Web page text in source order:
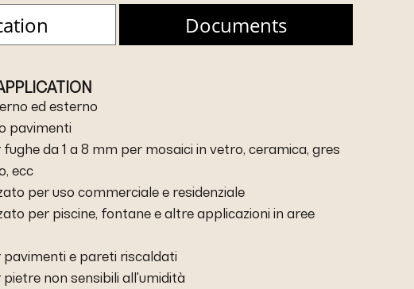
Documents
ed esterno
pavimenti
fughe da 1 a 8 mm per mosaici in vetro, ceramica, gres
ecc
per uso commerciale e residenziale
per piscine, fontane e altre applicazioni in aree
pavimenti e pareti riscaldati
pietre non sensibili all'umidità